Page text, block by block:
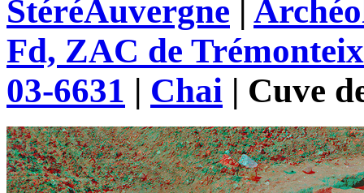
StéréAuvergne |
Fd, ZAC de
03-6631 | Chai | Cuve